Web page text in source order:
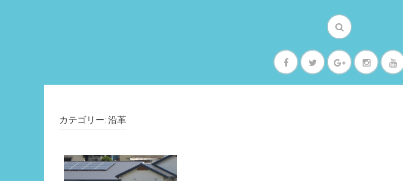
カテゴリー: 沿革